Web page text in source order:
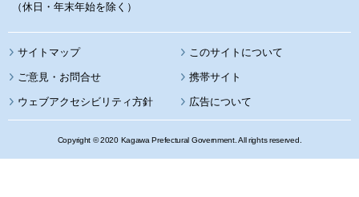
（休日・年末年始を除く）
サイトマップ このサイトについて
携帯サイト
ウェブアクセシビリティ方針 広告について
Copyright © 2020 Kagawa Prefectural Government. All rights reserved.